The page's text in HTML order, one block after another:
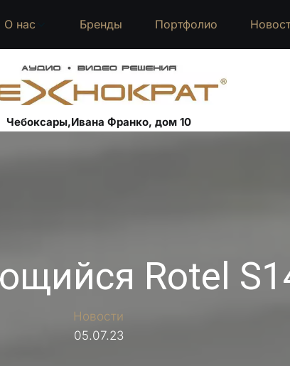
О нас Бренды Портфолио
Чебоксары,Ивана Франко, дом 10
Rotel
Новости
05.07.23